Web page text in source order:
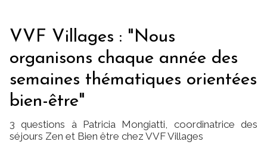
VVF Villages : "Nous
organisons chaque année des
semaines thématiques orientées
bien-être"
3 questions à Patricia Mongiatti, coordinatrice des
séjours Zen et Bien être chez VVF Villages